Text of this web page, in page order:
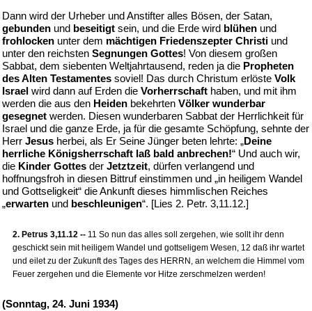
Dann wird der Urheber und Anstifter alles Bösen, der Satan,
gebunden und beseitigt sein, und die Erde wird blühen und
frohlocken unter dem mächtigen Friedenszepter Christi und
unter den reichsten Segnungen Gottes! Von diesem großen
Sabbat, dem siebenten Weltjahrtausend, reden ja die Propheten
des Alten Testamentes soviel! Das durch Christum erlöste Volk
Israel wird dann auf Erden die Vorherrschaft haben, und mit ihm
werden die aus den Heiden bekehrten Völker wunderbar
gesegnet werden. Diesen wunderbaren Sabbat der Herrlichkeit für
Israel und die ganze Erde, ja für die gesamte Schöpfung, sehnte der
Herr Jesus herbei, als Er Seine Jünger beten lehrte: „Deine
herrliche Königsherrschaft laß bald anbrechen!“ Und auch wir,
die Kinder Gottes der Jetztzeit, dürfen verlangend und
hoffnungsfroh in diesen Bittruf einstimmen und „in heiligem Wandel
und Gottseligkeit“ die Ankunft dieses himmlischen Reiches
„erwarten und beschleunigen“. [Lies 2. Petr. 3,11.12.]
2. Petrus 3,11.12 -- 11 So nun das alles soll zergehen, wie sollt ihr denn
geschickt sein mit heiligem Wandel und gottseligem Wesen, 12 daß ihr wartet
und eilet zu der Zukunft des Tages des HERRN, an welchem die Himmel vom
Feuer zergehen und die Elemente vor Hitze zerschmelzen werden!
(Sonntag, 24. Juni 1934)